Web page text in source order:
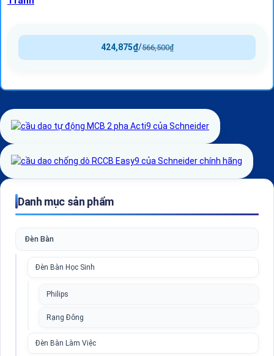
566,500₫
/
424,875₫
Danh mục sản phẩm
Đèn Bàn
Đèn Bàn Học Sinh
Philips
Rạng Đông
Đèn Bàn Làm Việc